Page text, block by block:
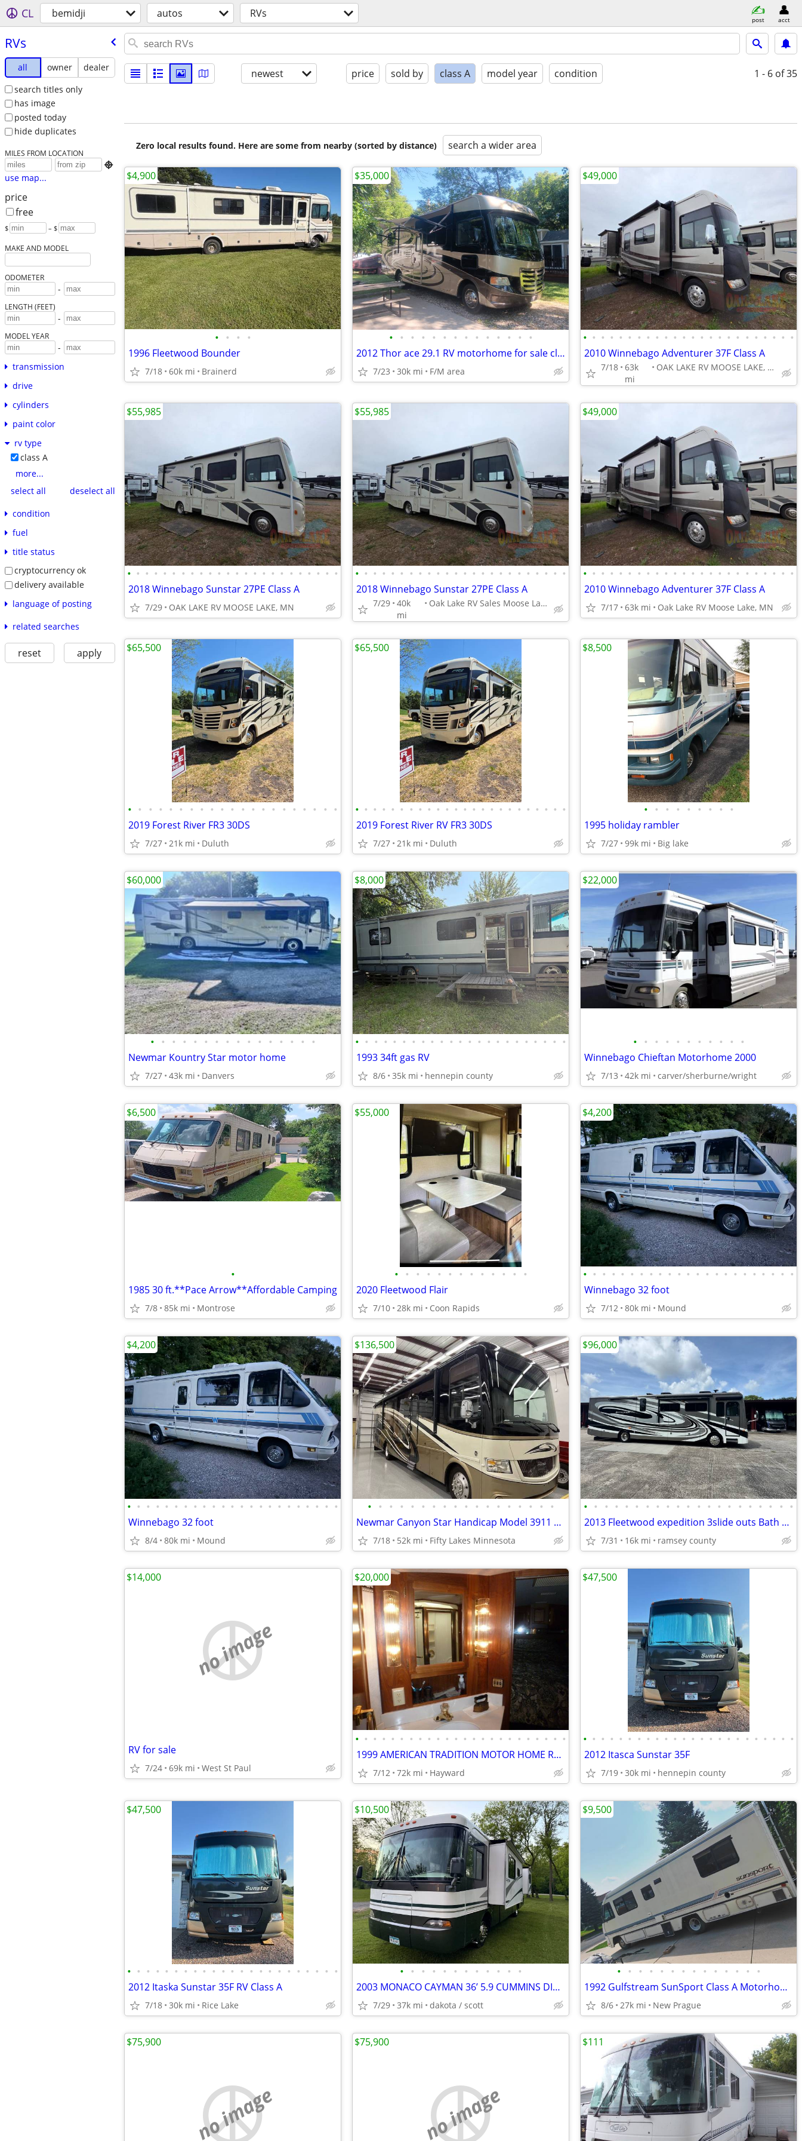
CL bemidji autos RVs post acct
RVs
all owner
dealer
search titles only
has image
posted today
hide duplicates
MILES FROM LOCATION

use map...
price
free
$ – $
MAKE AND MODEL
ODOMETER
-
LENGTH (FEET)
-
MODEL YEAR
-
transmission
drive
cylinders
paint color
rv type
class A
more...
select all
deselect all
condition
fuel
title status
cryptocurrency ok
delivery available
language of posting
related searches
reset apply
newest price sold by class A model year condition 1 - 6 of 35
Zero local results found. Here are some from nearby (sorted by distance) search a wider area
• • • •
1996 Fleetwood Bounder
7/18 60k mi Brainerd
$4,900
• • • • • • • • • • • • • •
2012 Thor ace 29.1 RV motorhome for sale class A
7/23 30k mi F/M area
$35,000
• • • • • • • • • • • • • • • • • • • • • • • •
2010 Winnebago Adventurer 37F Class A
7/18 63k
mi
OAK LAKE RV MOOSE LAKE, MN
$49,000
• • • • • • • • • • • • • • • • • • • • • • • •
2018 Winnebago Sunstar 27PE Class A
7/29 OAK LAKE RV MOOSE LAKE, MN
$55,985
• • • • • • • • • • • • • • • • • • • • • • • •
2018 Winnebago Sunstar 27PE Class A
7/29 40k
mi
Oak Lake RV Sales Moose Lake
$55,985
• • • • • • • • • • • • • • • • • • • • • • • •
2010 Winnebago Adventurer 37F Class A
7/17 63k mi Oak Lake RV Moose Lake, MN
$49,000
• • • • • • • • • • • • • • • • • • • • •
2019 Forest River FR3 30DS
7/27 21k mi Duluth
$65,500
• • • • • • • • • • • • • • • • • • • • • • • •
2019 Forest River RV FR3 30DS
7/27 21k mi Duluth
$65,500
• • • • • • • • •
1995 holiday rambler
7/27 99k mi Big lake
$8,500
• • • • • • • • • • • • • • • •
Newmar Kountry Star motor home
7/27 43k mi Danvers
$60,000
• • • • • • • • • • • • • • • • • • • • • • •
1993 34ft gas RV
8/6 35k mi hennepin county
$8,000
• • • • • • • • • • •
Winnebago Chieftan Motorhome 2000
7/13 42k mi carver/sherburne/wright
$22,000
•
1985 30 ft.**Pace Arrow**Affordable Camping
7/8 85k mi Montrose
$6,500
• • • • • • • • • • • • •
2020 Fleetwood Flair
7/10 28k mi Coon Rapids
$55,000
• • • • • • • • • • • • • • • • • • • • • • •
Winnebago 32 foot
7/12 80k mi Mound
$4,200
• • • • • • • • • • • • • • • • • • • • • • •
Winnebago 32 foot
8/4 80k mi Mound
$4,200
• • • • • • • • • • • • • • • • • •
Newmar Canyon Star Handicap Model 3911 Wheelchair handicap Model
7/18 52k mi Fifty Lakes Minnesota
$136,500
• • • • • • • • • • • • • • • • • • • • •
2013 Fleetwood expedition 3slide outs Bath and a half 16k miles diesel
7/31 16k mi ramsey county
$96,000
no image
RV for sale
7/24 69k mi West St Paul
$14,000
• • • • • • • • • • • • • • • • • • • • • • • •
1999 AMERICAN TRADITION MOTOR HOME RV Ready to roll!
7/12 72k mi Hayward
$20,000
• • • • • • • • • • • • • • • • • • • • • • • •
2012 Itasca Sunstar 35F
7/19 30k mi hennepin county
$47,500
• • • • • • • • • • • • • • • • • • • • • • •
2012 Itaska Sunstar 35F RV Class A
7/18 30k mi Rice Lake
$47,500
• • • • • • • • • • • •
2003 MONACO CAYMAN 36’ 5.9 CUMMINS DIESEL
7/29 37k mi dakota / scott
$10,500
• • • • • • • • • • • • • •
1992 Gulfstream SunSport Class A Motorhome
8/6 27k mi New Prague
$9,500
no image
$75,900
no image
$75,900 $111